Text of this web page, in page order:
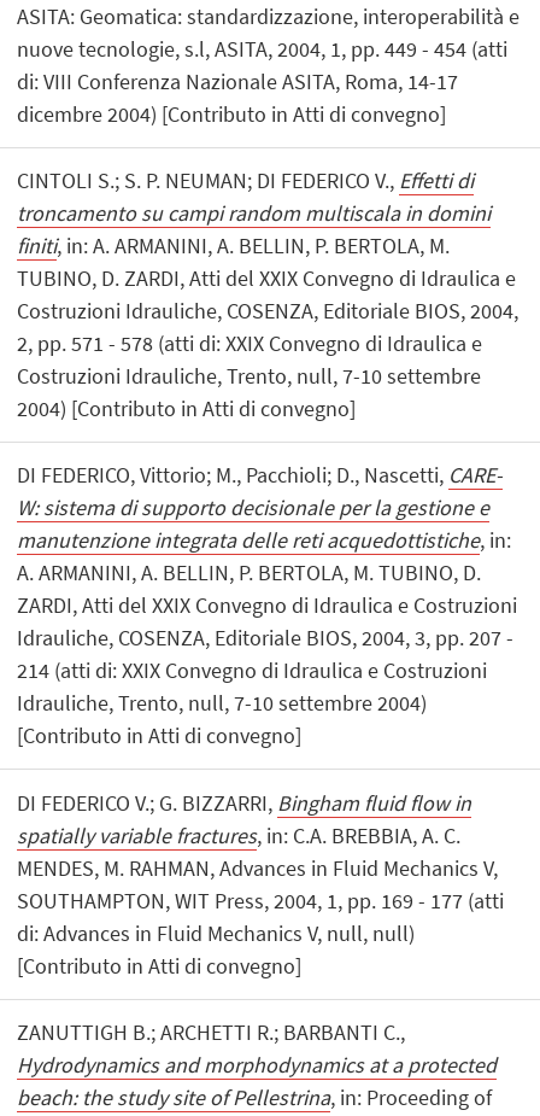
ASITA: Geomatica: standardizzazione, interoperabilità e
nuove tecnologie, s.l, ASITA, 2004, 1, pp. 449 - 454 (atti
di: VIII Conferenza Nazionale ASITA, Roma, 14-17
dicembre 2004) [Contributo in Atti di convegno]
CINTOLI S.; S. P. NEUMAN; DI FEDERICO V., Effetti di
troncamento su campi random multiscala in domini
finiti, in: A. ARMANINI, A. BELLIN, P. BERTOLA, M.
TUBINO, D. ZARDI, Atti del XXIX Convegno di Idraulica e
Costruzioni Idrauliche, COSENZA, Editoriale BIOS, 2004,
2, pp. 571 - 578 (atti di: XXIX Convegno di Idraulica e
Costruzioni Idrauliche, Trento, null, 7-10 settembre
2004) [Contributo in Atti di convegno]
DI FEDERICO, Vittorio; M., Pacchioli; D., Nascetti, CARE-
W: sistema di supporto decisionale per la gestione e
manutenzione integrata delle reti acquedottistiche, in:
A. ARMANINI, A. BELLIN, P. BERTOLA, M. TUBINO, D.
ZARDI, Atti del XXIX Convegno di Idraulica e Costruzioni
Idrauliche, COSENZA, Editoriale BIOS, 2004, 3, pp. 207 -
214 (atti di: XXIX Convegno di Idraulica e Costruzioni
Idrauliche, Trento, null, 7-10 settembre 2004)
[Contributo in Atti di convegno]
DI FEDERICO V.; G. BIZZARRI, Bingham fluid flow in
spatially variable fractures, in: C.A. BREBBIA, A. C.
MENDES, M. RAHMAN, Advances in Fluid Mechanics V,
SOUTHAMPTON, WIT Press, 2004, 1, pp. 169 - 177 (atti
di: Advances in Fluid Mechanics V, null, null)
[Contributo in Atti di convegno]
ZANUTTIGH B.; ARCHETTI R.; BARBANTI C.,
Hydrodynamics and morphodynamics at a protected
beach: the study site of Pellestrina, in: Proceeding of